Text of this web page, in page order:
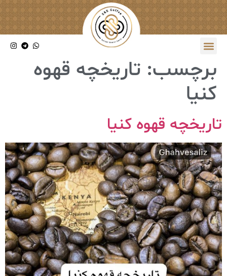
برچسب: تاریخچه قهوه
کنیا
تاریخچه قهوه کنیا